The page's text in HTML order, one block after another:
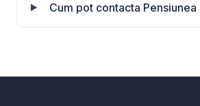
Cum pot contacta Pensiunea